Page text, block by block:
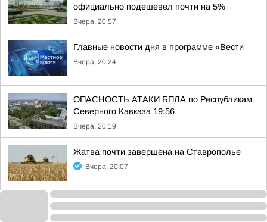
официально подешевел почти на 5%
Вчера, 20:57
Главные новости дня в программе «Вести
Вчера, 20:24
ОПАСНОСТЬ АТАКИ БПЛА по Республикам
Северного Кавказа 19:56
Вчера, 20:19
Жатва почти завершена на Ставрополье
Вчера, 20:07